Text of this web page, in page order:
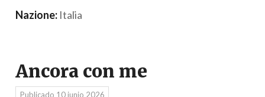
Nazione: Italia
Ancora con me
Publicado 10 junio 2026